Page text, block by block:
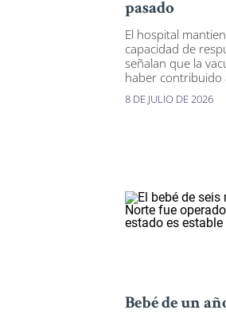
pasado
El hospital
capacidad de
señalan que la
haber contribuido
8 DE JULIO DE 2026
Bebé de un